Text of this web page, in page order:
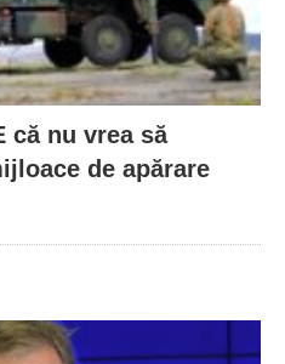
că nu vrea să
de apărare